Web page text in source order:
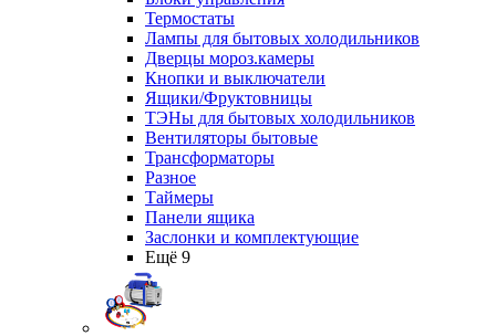
Термостаты
Лампы для бытовых холодильников
Дверцы мороз.камеры
Кнопки и выключатели
Ящики/Фруктовницы
ТЭНы для бытовых холодильников
Вентиляторы бытовые
Трансформаторы
Разное
Таймеры
Панели ящика
Заслонки и комплектующие
Ещё 9